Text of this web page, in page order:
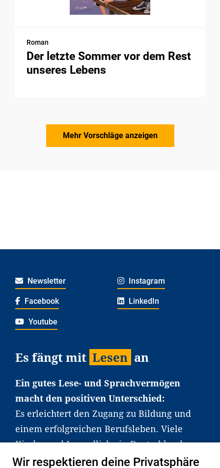
Roman
Der letzte Sommer vor dem Rest
unseres Lebens
Mehr Vorschläge anzeigen
Newsletter Instagram
Facebook LinkedIn
Youtube
Es fängt mit Lesen an
Ein gutes Lese- und Sprachvermögen
macht den positiven Unterschied:
Es erleichtert den Zugang zu Bildung und
einem erfolgreichen Berufsleben. Viele
Kinder und Jugendliche in Deutschland
haben aber große Schwierigkeiten dabei.
Wir respektieren deine Privatsphäre